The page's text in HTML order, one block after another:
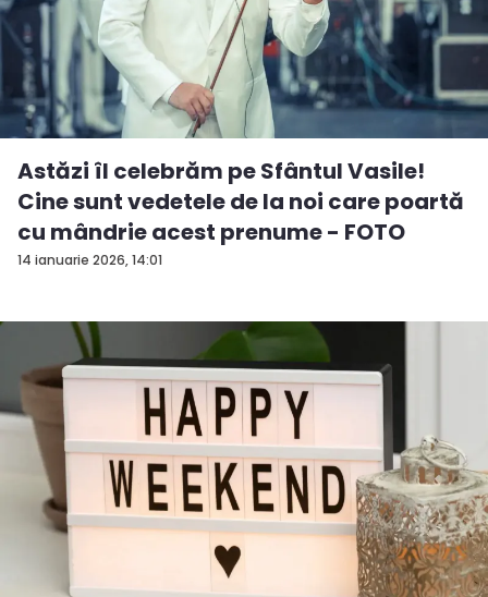
14 ianuarie 2026, 14:01
Astăzi îl celebrăm pe Sfântul Vasile!
Cine sunt vedetele de la noi care poartă
cu mândrie acest prenume - FOTO